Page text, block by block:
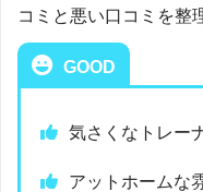
コミと悪い口コミを整
GOOD
気さくなトレー
アットホームな